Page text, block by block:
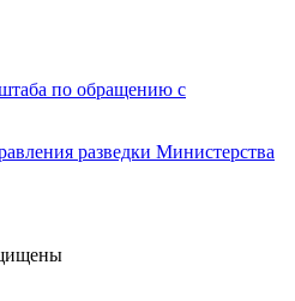
по обращению с
разведки Министерства